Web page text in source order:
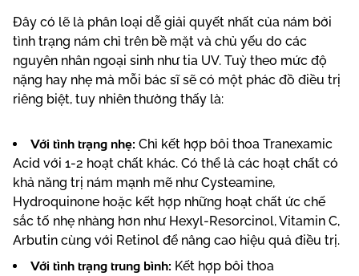
Đây có lẽ là phân loại dễ giải quyết nhất của nám bởi
tình trạng nám chỉ trên bề mặt và chủ yếu do các
nguyên nhân ngoại sinh như tia UV. Tuỳ theo mức độ
nặng hay nhẹ mà mỗi bác sĩ sẽ có một phác đồ điều trị
riêng biệt, tuy nhiên thường thấy là:
Với tình trạng nhẹ: Chỉ kết hợp bôi thoa Tranexamic
Acid với 1-2 hoạt chất khác. Có thể là các hoạt chất có
khả năng trị nám mạnh mẽ như Cysteamine,
Hydroquinone hoặc kết hợp những hoạt chất ức chế
sắc tố nhẹ nhàng hơn như Hexyl-Resorcinol, Vitamin C,
Arbutin cùng với Retinol để nâng cao hiệu quả điều trị.
Với tình trạng trung bình: Kết hợp bôi thoa